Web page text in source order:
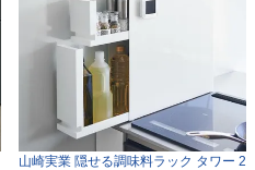
山崎実業 隠せる調味料ラック タワー 2